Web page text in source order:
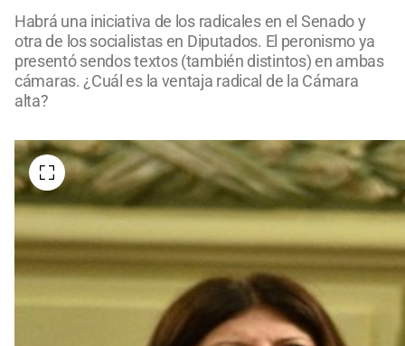
Habrá una iniciativa de los radicales en el Senado y
otra de los socialistas en Diputados. El peronismo ya
presentó sendos textos (también distintos) en ambas
cámaras. ¿Cuál es la ventaja radical de la Cámara
alta?